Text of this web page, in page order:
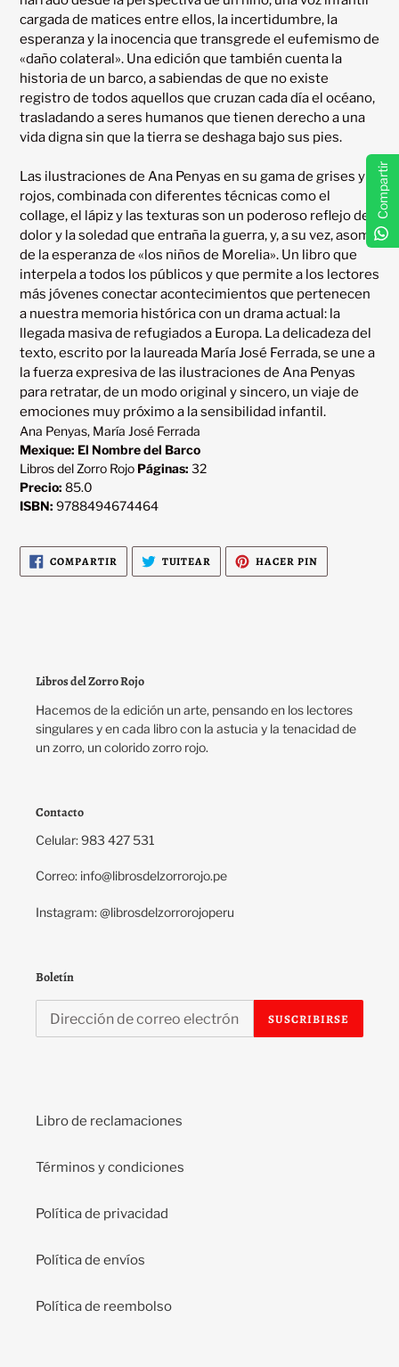
cargada de matices entre ellos, la incertidumbre, la
esperanza y la inocencia que transgrede el eufemismo de
«daño colateral». Una edición que también cuenta la
historia de un barco, a sabiendas de que no existe
registro de todos aquellos que cruzan cada día el océano,
trasladando a seres humanos que tienen derecho a una
vida digna sin que la tierra se deshaga bajo sus pies.
Las ilustraciones de Ana Penyas en su gama de grises y
rojos, combinada con diferentes técnicas como el
collage, el lápiz y las texturas son un poderoso reflejo del
dolor y la soledad que entraña la guerra, y, a su vez, asomo
de la esperanza de «los niños de Morelia». Un libro que
interpela a todos los públicos y que permite a los lectores
más jóvenes conectar acontecimientos que pertenecen
a nuestra memoria histórica con un drama actual: la
llegada masiva de refugiados a Europa. La delicadeza del
texto, escrito por la laureada María José Ferrada, se une a
la fuerza expresiva de las ilustraciones de Ana Penyas
para retratar, de un modo original y sincero, un viaje de
Ana Penyas, María José Ferrada
Mexique: El Nombre del Barco
Libros del Zorro Rojo Páginas: 32
Precio: 85.0
ISBN: 9788494674464
COMPARTIR COMPARTIR
EN
FACEBOOK
TUITEAR TUITEAR
TWITTER
HACER PINPINEAR
PINTEREST
Libros del Zorro Rojo
Hacemos de la edición un arte, pensando en los lectores
singulares y en cada libro con la astucia y la tenacidad de
un zorro, un colorido zorro rojo.
Contacto
Celular: 983 427 531
Correo: info@librosdelzorrorojo.pe
Instagram: @librosdelzorrorojoperu
Boletín
SUSCRIBIRSE
Libro de reclamaciones
Términos y condiciones
Política de privacidad
Política de envíos
Política de reembolso
Compartir